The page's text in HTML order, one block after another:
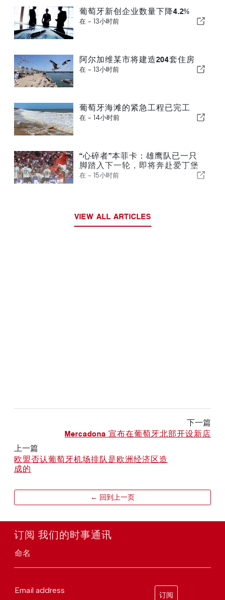
葡萄牙新创企业数量下降4.2%
在 - 13小时前
阿尔加维某市将建造204套住房
在 - 13小时前
葡萄牙海滩的紧急工程已完工
在 - 14小时前
“心碎者”本菲卡：雄鹰队已一只
脚踏入下一轮，即将奔赴爱丁堡
在 - 15小时前
VIEW ALL ARTICLES
下一篇
Mercadona 宣布在葡萄牙北部开设新店
上一篇
欧盟否认葡萄牙机场排队是欧洲经济区造
成的
← 回到上一页
订阅 我们的时事通讯
命名
Email address
订阅